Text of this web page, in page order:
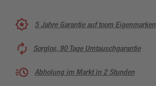
5 Jahre Garantie auf toom Eigenmarken
Sorglos, 90 Tage Umtauschgarantie
Abholung im Markt in 2 Stunden